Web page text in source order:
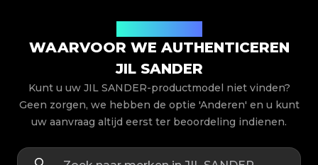
WAARVOOR WE AUTHENTICEREN
JIL SANDER
Kunt u uw JIL SANDER-productmodel niet vinden?
Geen zorgen, we hebben de optie 'Anderen' en u kunt
uw aanvraag altijd eerst ter beoordeling indienen.